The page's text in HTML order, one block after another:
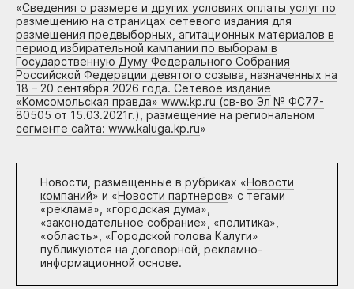
«Сведения о размере и других условиях оплаты услуг по
размещению на страницах сетевого издания для
размещения предвыборных, агитационных материалов в
период избирательной кампании по выборам в
Государственную Думу Федерального Собрания
Российской Федерации девятого созыва, назначенных на
18 – 20 сентября 2026 года. Сетевое издание
«Комсомольская правда» www.kp.ru (св-во Эл № ФС77-
80505 от 15.03.2021г.), размещение на региональном
сегменте сайта: www.kaluga.kp.ru»
Новости, размещенные в рубриках «Новости
компаний» и «Новости партнеров» с тегами
«реклама», «городская дума»,
«законодательное собрание», «политика»,
«область», «Городской голова Калуги»
публикуются на договорной, рекламно-
информационной основе.